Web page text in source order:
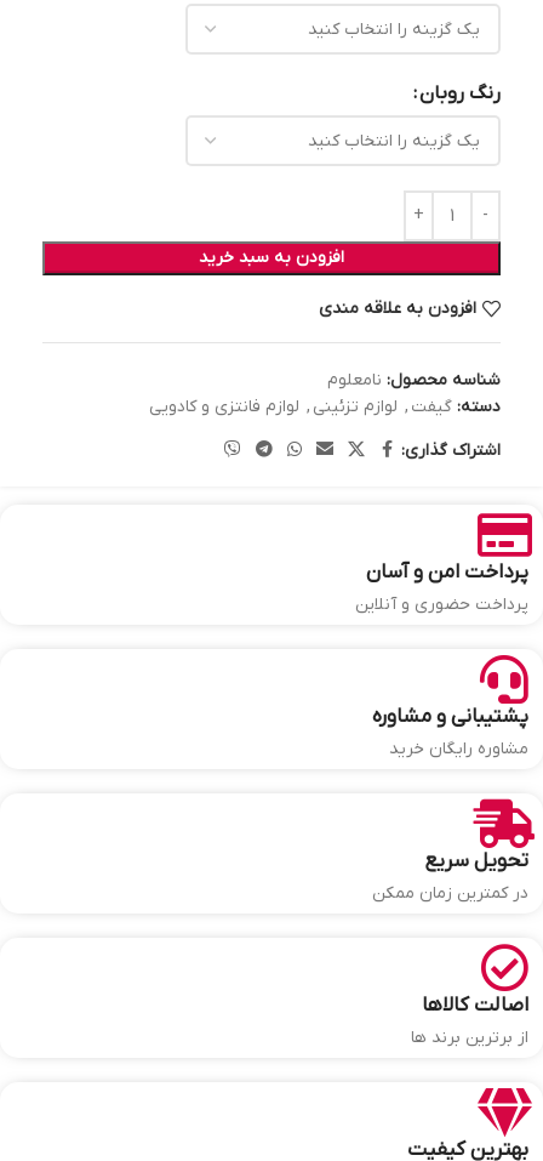
رنگ روبان
افزودن به سبد خرید
افزودن به علاقه مندی
شناسه محصول: نامعلوم
دسته: گیفت , لوازم تزئینی , لوازم فانتزی و کادویی
اشتراک گذاری:
پرداخت امن و آسان
پرداخت حضوری و آنلاین
پشتیبانی و مشاوره
مشاوره رایگان خرید
تحویل سریع
در کمترین زمان ممکن
اصالت کالاها
از برترین برند ها
بهترین کیفیت